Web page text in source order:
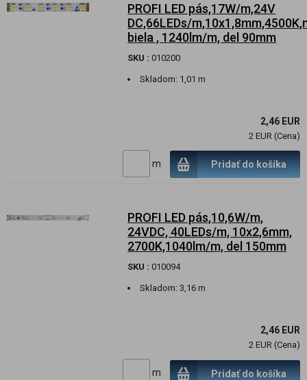
PROFI LED pás,17W/m,24V
DC,66LEDs/
biela , 1240lm/m, del 90mm
SKU : 010200
Skladom: 1,01 m
2,46 EUR
2 EUR (Cena)
m Pridať do košíka
PROFI LED pás,10,6W/m,
24VDC, 40LEDs/m, 10x2,6mm,
2700K,1040lm/m, del 150mm
SKU : 010094
Skladom:3,16 m
2,46 EUR
2 EUR (Cena)
m Pridať do košíka